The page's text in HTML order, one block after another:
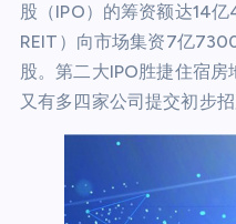
股（IPO）的筹资额达14
REIT）向市场集资7亿
股。第二大IPO胜捷住宿
又有多四家公司提交初步